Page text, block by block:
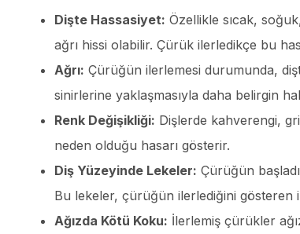
Dişte Hassasiyet: Özellikle sıcak,
ağrı hissi olabilir. Çürük ilerledikçe bu
Ağrı: Çürüğün ilerlemesi durumunda,
sinirlerine yaklaşmasıyla daha belirgin
Renk Değişikliği: Dişlerde kahverengi,
neden olduğu hasarı gösterir.
Diş Yüzeyinde Lekeler: Çürüğün
Bu lekeler, çürüğün ilerlediğini gösteren
Ağızda Kötü Koku: İlerlemiş çürükler